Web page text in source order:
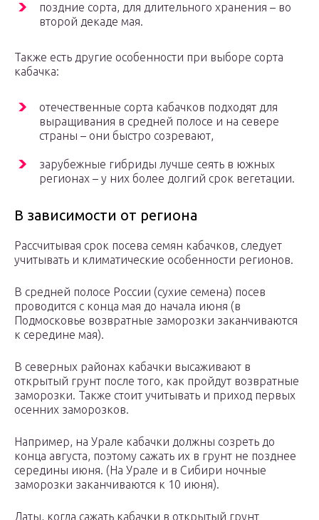
поздние сорта, для длительного хранения – во
второй декаде мая.
Также есть другие особенности при выборе сорта
кабачка:
отечественные сорта кабачков подходят для
выращивания в средней полосе и на севере
страны – они быстро созревают,
зарубежные гибриды лучше сеять в южных
регионах – у них более долгий срок вегетации.
В зависимости от региона
Рассчитывая срок посева семян кабачков, следует
учитывать и климатические особенности регионов.
В средней полосе России (сухие семена) посев
проводится с конца мая до начала июня (в
Подмосковье возвратные заморозки заканчиваются
к середине мая).
В северных районах кабачки высаживают в
открытый грунт после того, как пройдут возвратные
заморозки. Также стоит учитывать и приход первых
осенних заморозков.
Например, на Урале кабачки должны созреть до
конца августа, поэтому сажать их в грунт не позднее
середины июня. (На Урале и в Сибири ночные
заморозки заканчиваются к 10 июня).
Даты, когда сажать кабачки в открытый грунт